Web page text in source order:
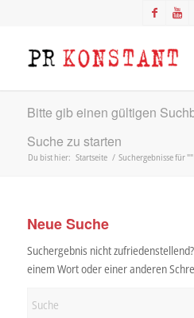
Bitte gib einen gültigen
Suche zu starten
Du bist hier: Startseite / Suchergebnisse für ""
Neue Suche
Suchergebnis nicht
einem Wort oder einer anderen